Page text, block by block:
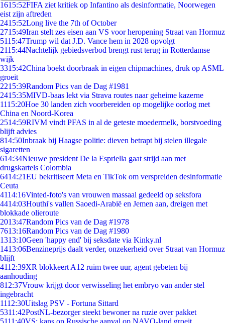
1615:52FIFA ziet kritiek op Infantino als desinformatie, Noorwegen
eist zijn aftreden
2415:52Long live the 7th of October
2715:49Iran stelt zes eisen aan VS voor heropening Straat van Hormuz
5115:47Trump wil dat J.D. Vance hem in 2028 opvolgt
2115:44Nachtelijk gebiedsverbod brengt rust terug in Rotterdamse
wijk
3315:42China boekt doorbraak in eigen chipmachines, druk op ASML
groeit
2215:39Random Pics van de Dag #1981
2415:35MIVD-baas lekt via Strava routes naar geheime kazerne
1115:20Hoe 30 landen zich voorbereiden op mogelijke oorlog met
China en Noord-Korea
2514:59RIVM vindt PFAS in al de geteste moedermelk, borstvoeding
blijft advies
814:50Inbraak bij Haagse politie: dieven betrapt bij stelen illegale
sigaretten
614:34Nieuwe president De la Espriella gaat strijd aan met
drugskartels Colombia
6414:21EU bekritiseert Meta en TikTok om verspreiden desinformatie
Ceuta
4114:16Vinted-foto's van vrouwen massaal gedeeld op seksfora
4414:03Houthi's vallen Saoedi-Arabië en Jemen aan, dreigen met
blokkade olieroute
2013:47Random Pics van de Dag #1978
7613:16Random Pics van de Dag #1980
1313:10Geen 'happy end' bij seksdate via Kinky.nl
1413:06Benzineprijs daalt verder, onzekerheid over Straat van Hormuz
blijft
4112:39XR blokkeert A12 ruim twee uur, agent gebeten bij
aanhouding
812:37Vrouw krijgt door verwisseling het embryo van ander stel
ingebracht
1112:30Uitslag PSV - Fortuna Sittard
5311:42PostNL-bezorger steekt bewoner na ruzie over pakket
5111:40VS: kans op Russische aanval op NAVO-land groeit,